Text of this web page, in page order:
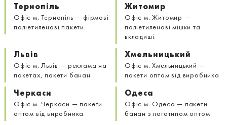
Тернопіль
Офіс м. Тернопіль — фірмові
поліетиленові пакети
Житомир
Офіс м. Житомир —
поліетиленові мішки та
вкладиші.
Львів
Офіс м. Львів — реклама на
пакетах, пакети банан
Хмельницький
Офіс м. Хмельницький —
пакети оптом від виробника
Черкаси
Офіс м. Черкаси — пакети
оптом від виробника
Одеса
Офіс м. Одеса — пакети
банан з логотипом оптом